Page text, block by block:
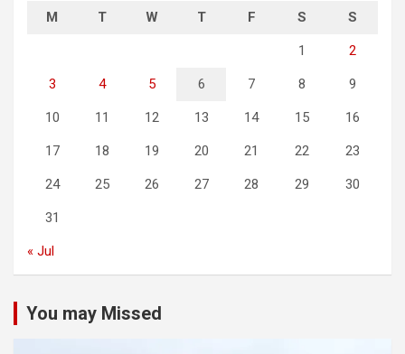
M T W T F S S
1 2
3 4 5 6 7 8 9
10 11 12 13 14 15 16
17 18 19 20 21 22 23
24 25 26 27 28 29 30
31
« Jul
You may Missed